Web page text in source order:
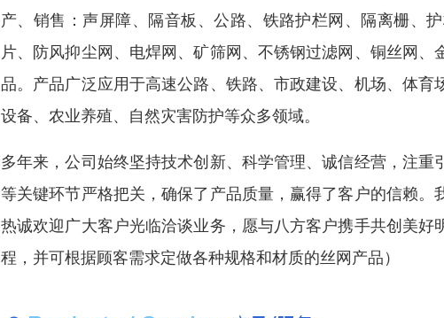
产、销售：声屏障、隔音板、公路、铁路护栏网、隔离栅、
片、防风抑尘网、电焊网、矿筛网、不锈钢过滤网、铜丝网
品。产品广泛应用于高速公路、铁路、市政建设、机场、体
设备、农业养殖、自然灾害防护等众多领域。
多年来，公司始终坚持技术创新、科学管理、诚信经营，注
等关键环节严格把关，确保了产品质量，赢得了客户的信赖
热诚欢迎广大客户光临洽谈业务，愿与八方客户携手共创美
程，并可根据顾客需求定做各种规格和材质的丝网产品）